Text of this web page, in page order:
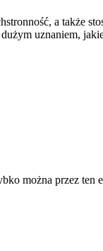
a także
uznaniem,
można przez ten